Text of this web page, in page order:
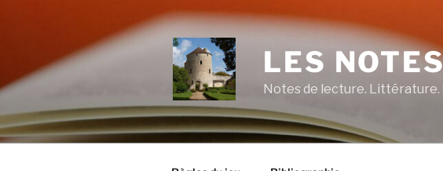
principal
LES
Notes de lecture. Littérature.